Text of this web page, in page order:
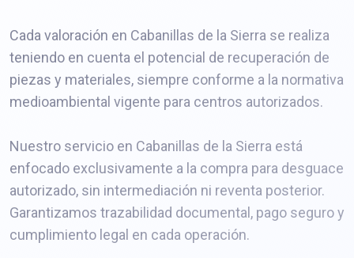
Cada valoración en Cabanillas de la Sierra se realiza
teniendo en cuenta el potencial de recuperación de
piezas y materiales, siempre conforme a la normativa
medioambiental vigente para centros autorizados.
Nuestro servicio en Cabanillas de la Sierra está
enfocado exclusivamente a la compra para desguace
autorizado, sin intermediación ni reventa posterior.
Garantizamos trazabilidad documental, pago seguro y
cumplimiento legal en cada operación.